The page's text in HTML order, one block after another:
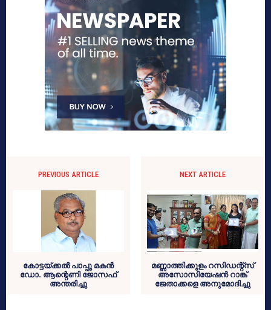
PREVIOUS ARTICLE
കോട്ടയ്ക്കല്‍ പാപ്പു മകന്‍
ഡോ. ആന്റെണി ജോസഫ്
അന്തരിച്ചു
NEXT ARTICLE
മണ്ണാത്തിക്കുളം റസിഡന്റ്സ്
അസോസിയേഷൻ റാങ്ക്
ജേതാക്കളെ അനുമോദിച്ചു